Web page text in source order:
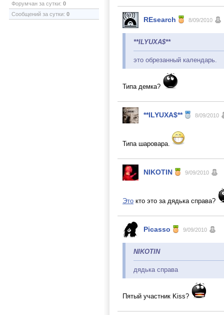
Форумчан за сутки: 0
Сообщений за сутки: 0
REsearch 8/09/2010
**ILYUXA$**
это обрезанный календарь.
Типа демка?
**ILYUXA$** 8/09/2010
Типа шаровара.
NIKOTIN 9/09/2010
Это кто это за дядька справа?
Picasso 9/09/2010
NIKOTIN
дядька справа
Пятый участник Kiss?